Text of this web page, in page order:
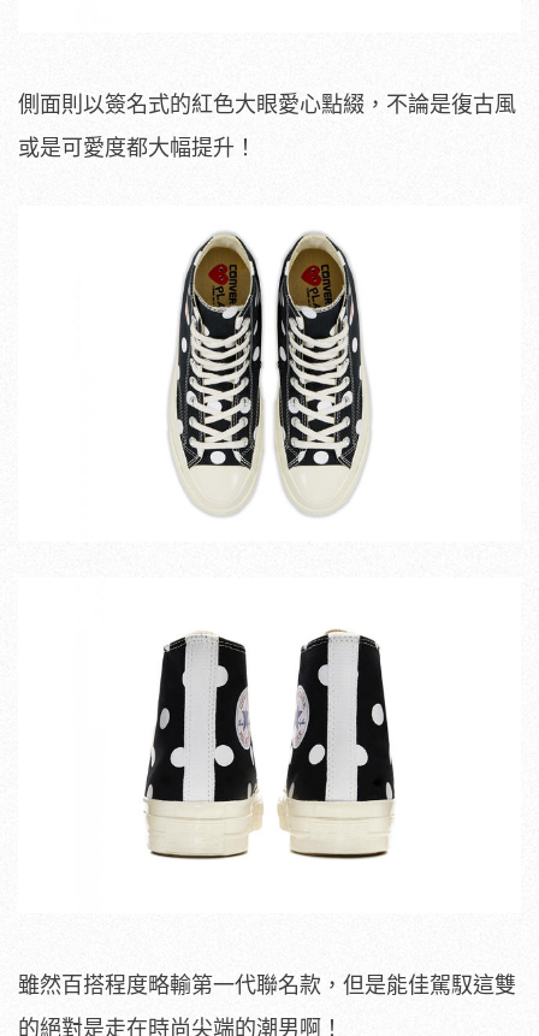
側面則以簽名式的紅色大眼愛心點綴，不論是復古風
或是可愛度都大幅提升！
雖然百搭程度略輸第一代聯名款，但是能佳駕馭這雙
的絕對是走在時尚尖端的潮男啊！